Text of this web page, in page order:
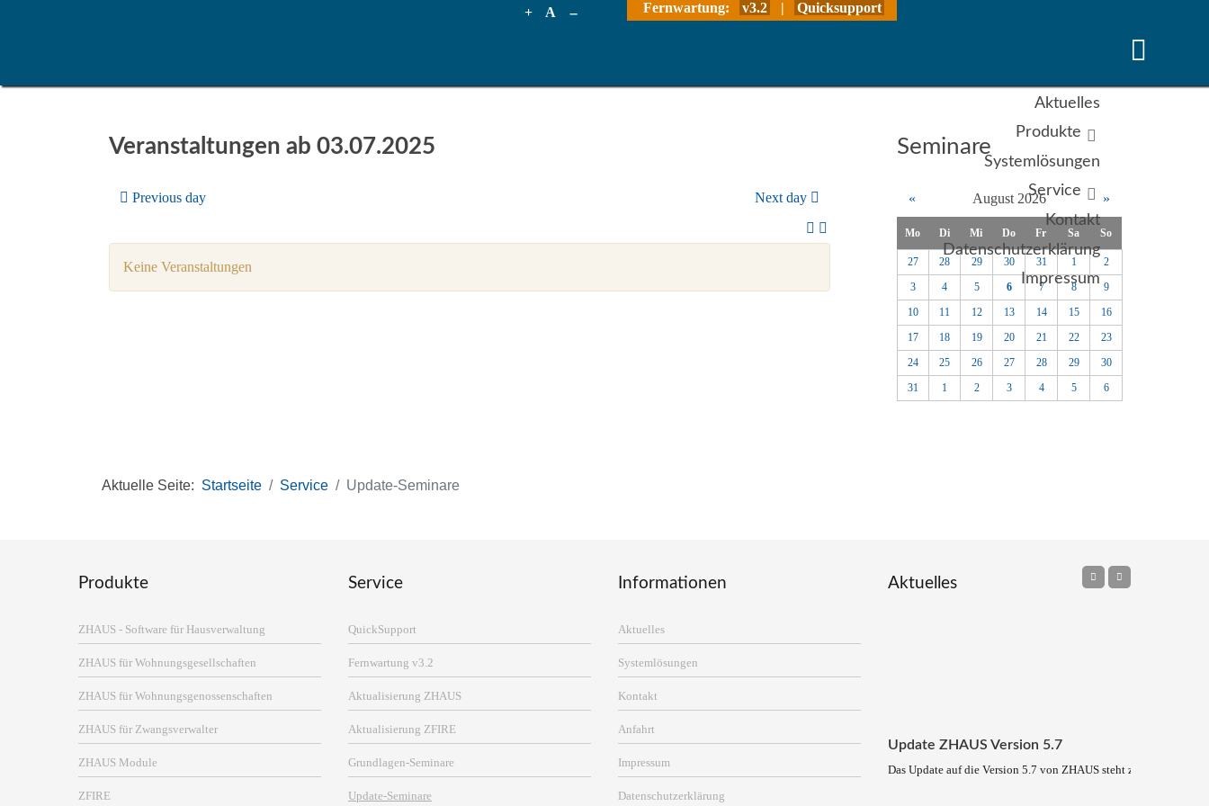
+ A -- Fernwartung: v3.2 | Quicksupport
Aktuelles
Produkte
Systemlösungen
Service
Kontakt
Datenschutzerklärung
Impressum
Veranstaltungen ab 03.07.2025
Previous day Next day
Keine Veranstaltungen
Seminare
« August 2026 »
Mo Di Mi Do Fr Sa So
27 28 29 30 31 1
2
3
4 5 6 7 8
9
10
11 12 13 14 15
16
17
18 19 20 21 22
23
24
25 26 27 28 29
30
31
1 2 3 4 5 6
Aktuelle Seite: Startseite Service Update-Seminare
Produkte
ZHAUS - Software für Hausverwaltung
ZHAUS für Wohnungsgesellschaften
ZHAUS für Wohnungsgenossenschaften
ZHAUS für Zwangsverwalter
ZHAUS Module
ZFIRE
Service
QuickSupport
Fernwartung v3.2
Aktualisierung ZHAUS
Aktualisierung ZFIRE
Grundlagen-Seminare
Update-Seminare
Informationen
Aktuelles
Systemlösungen
Kontakt
Anfahrt
Impressum
Datenschutzerklärung
Aktuelles
Update ZHAUS Version 5.7
Das Update auf die Version 5.7 von ZHAUS steht zum